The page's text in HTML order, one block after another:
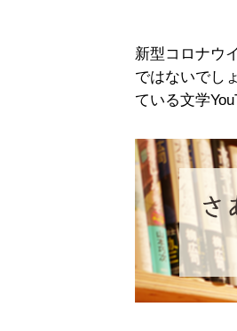
新型コロナウ
ではないでし
ている文学